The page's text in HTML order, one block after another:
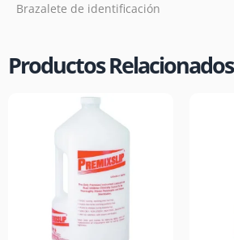
Brazalete de identificación
Productos Relacionados